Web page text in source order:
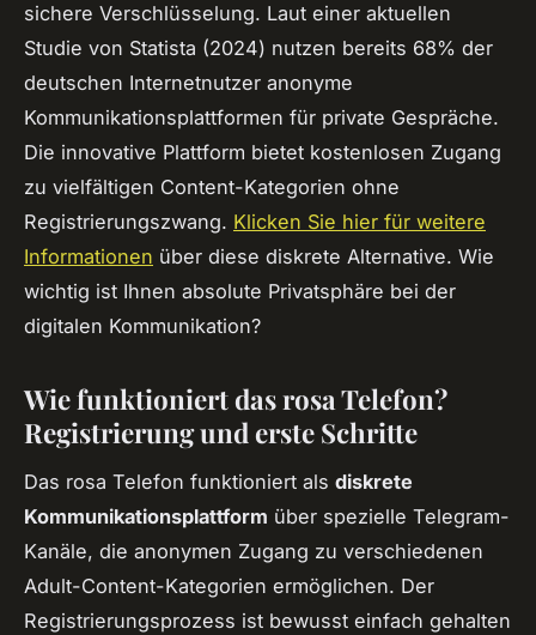
sichere Verschlüsselung. Laut einer aktuellen
Studie von Statista (2024) nutzen bereits 68% der
deutschen Internetnutzer anonyme
Kommunikationsplattformen für private Gespräche.
Die innovative Plattform bietet kostenlosen Zugang
zu vielfältigen Content-Kategorien ohne
Registrierungszwang. Klicken Sie hier für weitere
Informationen über diese diskrete Alternative. Wie
wichtig ist Ihnen absolute Privatsphäre bei der
digitalen Kommunikation?
Wie funktioniert das rosa Telefon?
Registrierung und erste Schritte
Das rosa Telefon funktioniert als diskrete
Kommunikationsplattform über spezielle Telegram-
Kanäle, die anonymen Zugang zu verschiedenen
Adult-Content-Kategorien ermöglichen. Der
Registrierungsprozess ist bewusst einfach gehalten